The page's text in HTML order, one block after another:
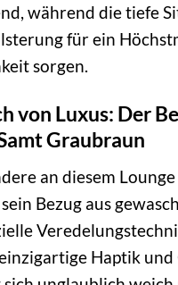
während die tiefe
für ein
sorgen.
von Luxus: Der
Graubraun
an diesem
Bezug aus
Haptik